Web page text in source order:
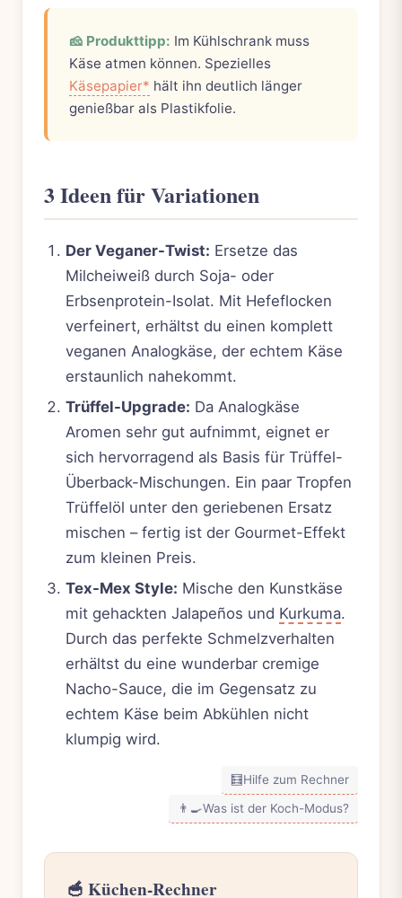
🧀 Produkttipp: Im Kühlschrank muss
Käse atmen können. Spezielles
Käsepapier* hält ihn deutlich länger
genießbar als Plastikfolie.
3 Ideen für Variationen
Der Veganer-Twist: Ersetze das
Milcheiweiß durch Soja- oder
Erbsenprotein-Isolat. Mit Hefeflocken
verfeinert, erhältst du einen komplett
veganen Analogkäse, der echtem Käse
erstaunlich nahekommt.
Trüffel-Upgrade: Da Analogkäse
Aromen sehr gut aufnimmt, eignet er
sich hervorragend als Basis für Trüffel-
Überback-Mischungen. Ein paar Tropfen
Trüffelöl unter den geriebenen Ersatz
mischen – fertig ist der Gourmet-Effekt
zum kleinen Preis.
Tex-Mex Style: Mische den Kunstkäse
mit gehackten Jalapeños und Kurkuma.
Durch das perfekte Schmelzverhalten
erhältst du eine wunderbar cremige
Nacho-Sauce, die im Gegensatz zu
echtem Käse beim Abkühlen nicht
klumpig wird.
🧮Hilfe zum Rechner
👨‍🍳Was ist der Koch-Modus?
🥣 Küchen-Rechner